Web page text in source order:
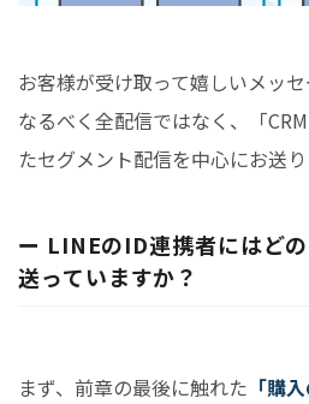
お客様が受け取って嬉しいメッセ
なるべく全配信ではなく、「
たセグメント配信を中心にお送り
ー LINEのID連携者にはど
送っていますか？
まず、前章の最後に触れた 「購